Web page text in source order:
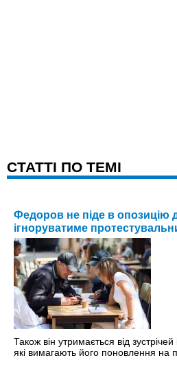
CТАТТІ ПО ТЕМІ
Федоров не піде в опозицію
ігноруватиме
Також він утримається від
які вимагають його поновлення на